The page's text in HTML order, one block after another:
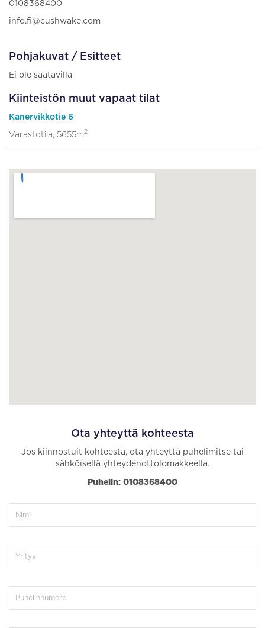
0108368400
info.fi@cushwake.com
Pohjakuvat / Esitteet
Ei ole saatavilla
Kiinteistön muut vapaat tilat
Kanervikkotie 6
Varastotila, 5655m2
Ota yhteyttä kohteesta
Jos kiinnostuit kohteesta, ota yhteyttä puhelimitse tai
sähköisellä yhteydenottolomakkeella.
Puhelin: 0108368400